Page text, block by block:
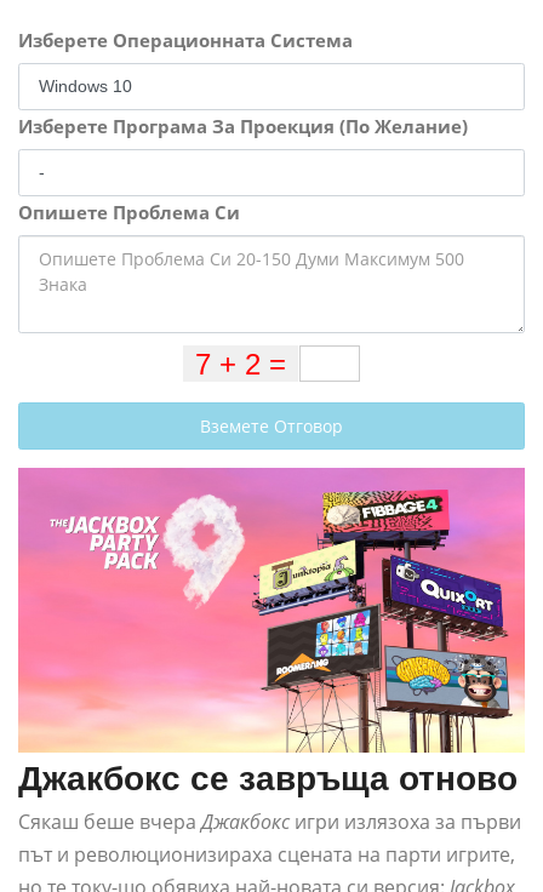
Изберете Операционната Система
Изберете Програма За Проекция (По Желание)
Опишете Проблема Си
Вземете Отговор
Джакбокс се завръща отново
Сякаш беше вчераДжакбокс игри излязоха за първи
път и революционизираха сцената на парти игрите,